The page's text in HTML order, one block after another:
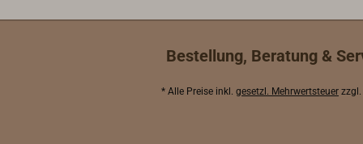
Bestellung, Beratung &
* Alle Preise inkl. gesetzl. Mehrwertsteuer zzgl.